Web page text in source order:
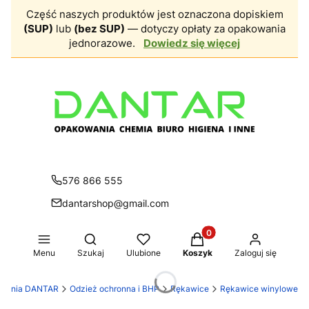
Część naszych produktów jest oznaczona dopiskiem
(SUP) lub (bez SUP) — dotyczy opłaty za opakowania
jednorazowe.
Dowiedz się więcej
576 866 555
dantarshop@gmail.com
Menu
Otwórz wyszukiwarkę
Szukaj Ulubione
Produkty w koszyku:
Koszyk Zaloguj się
DANTAR Odzież ochronna i BHP Rękawice Rękawice winylowe